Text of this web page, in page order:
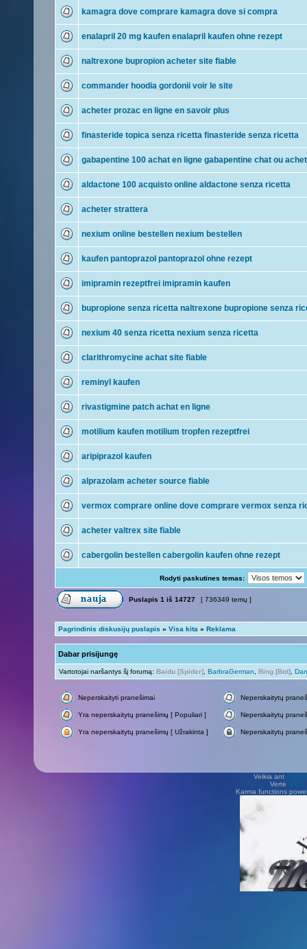
kamagra dove comprare kamagra dove si compra
enalapril 20 mg kaufen enalapril kaufen ohne rezept
naltrexone bupropion acheter site fiable
commander hoodia gordonii voir le site
acheter prozac en ligne en savoir plus
finasteride topica senza ricetta finasteride senza ricetta
gabapentine 100 achat en ligne gabapentine chat ou
aldactone 100 acquisto online aldactone senza ricetta
acheter strattera
nexium online bestellen nexium bestellen
kaufen pantoprazol pantoprazol ohne rezept
imipramin rezeptfrei imipramin kaufen
bupropione senza ricetta naltrexone bupropione senza
nexium 40 senza ricetta nexium senza ricetta
clarithromycine achat site fiable
reminyl kaufen
rivastigmine patch achat en ligne
motilium kaufen motilium tropfen rezeptfrei
aripiprazol kaufen
alprazolam acheter source fiable
vermox comprare online dove comprare vermox senza
acheter valtrex site fiable
cabergolin bestellen cabergolin kaufen ohne rezept
Rodyti paskutines temas:
Puslapis 1 iš 14727 [ 736349 temų ]
Pagrindinis diskusijų puslapis » Visa kita » Reklama
Dabar prisijungę
Vartotojai naršantys šį forumą: Baidu [Spider] BarbraGerman Bing [Bot]
Neperskaityti pranešimai Neperskaitytų
Yra neperskaitytų pranešimų [ Populiari ] Neperskaitytų
Yra neperskaitytų pranešimų [ Užrakinta ] Neperskaitytų
Veikia ant
Vertė Vilius
Karma functions